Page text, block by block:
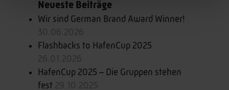
Neueste Beiträge
Wir sind German Brand Award Winner!
Flashbacks to HafenCup 2025
HafenCup 2025 – Die Gruppen stehen
fest